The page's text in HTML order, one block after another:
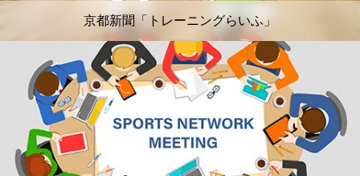
京都新聞「トレーニングらいふ」